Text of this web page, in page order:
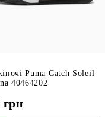
Puma Catch Soleil
40464202
грн